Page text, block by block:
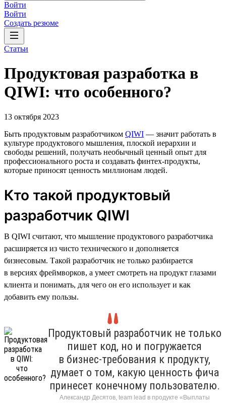
Войти
Войти
Создать резюме
Статьи
Продуктовая разработка в
QIWI: что особенного?
13 октября 2023
Быть продуктовым разработчиком QIWI — значит работать в
культуре продуктового мышления, плоской иерархии и
свободы решений, получать необычный ценный опыт для
профессионального роста и создавать финтех-продукты,
которые приносят ценность миллионам людей.
Кто такой продуктовый
разработчик QIWI
В QIWI считают, что мышление продуктового разработчика
расширяется из чисто технического и дополняется
бизнесовым. Такой разработчик не только разбирается
в версиях фреймворков, а умеет смотреть на продукт глазами
клиента и понимать, для чего он его использует и как
добавить ему пользы.
Продуктовый разработчик не только
пишет код, но и погружается
в бизнес-требования к продукту,
думает о том, какую ценность фича
принесет конечному пользователю.
Александр Десятов, team lead в продукте «Выплаты